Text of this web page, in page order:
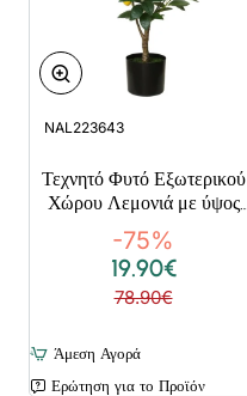
NAL223643
Τεχνητό Φυτό Εξωτερικού
Χώρου Λεμονιά με ύψος
75cm
-75%
19.90€
78.90€
Άμεση Αγορά
Ερώτηση για το Προϊόν